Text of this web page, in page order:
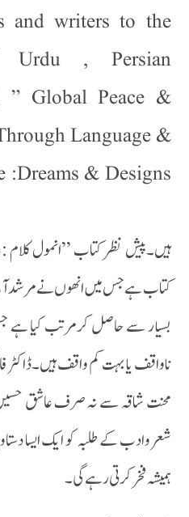
and writers to the
Urdu , Persian
” Global Peace &
Language &
وغیرہ شا
ہیں۔پیش نظر کتاب ’’انمول
کتاب ہے جس میں انھوں نے
بسیار سے حاصل کرمرتب کیا
ناواقف یا بہت کم واقف ہیں۔ڈاکٹر
محنت شاقہ سے نہ صرف عاشق حسین
شعروادب کے طلبہ کو ایک ایسا
ہمیشہ فخر کرتی رہے گی۔